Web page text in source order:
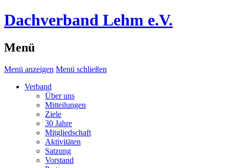
Dachverband Lehm e.V.
Menü
Menü anzeigen Menü schließen
Verband
Über uns
Mitteilungen
Ziele
30 Jahre
Mitgliedschaft
Aktivitäten
Satzung
Vorstand